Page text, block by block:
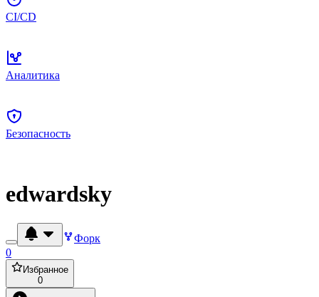
CI/CD
Аналитика
Безопасность
edwardsky
Форк
0
Избранное
0